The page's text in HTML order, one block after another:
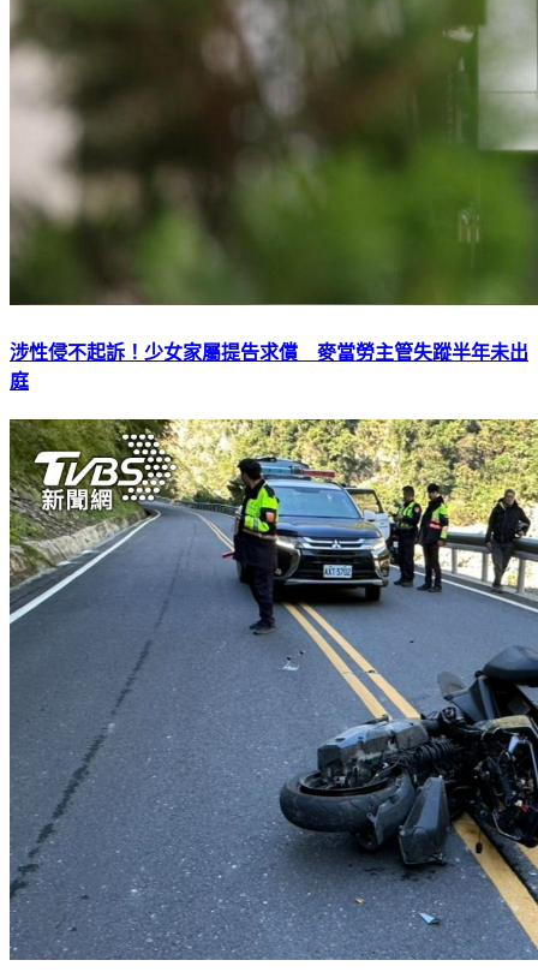
涉性侵不起訴！少女家屬提告求償 麥當勞主管失蹤半年未出
庭